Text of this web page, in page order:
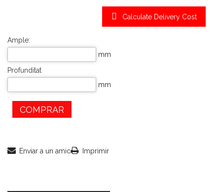
Calculate Delivery Cost
Ample:
mm
Profunditat
mm
COMPRAR
Enviar a un amic Imprimir